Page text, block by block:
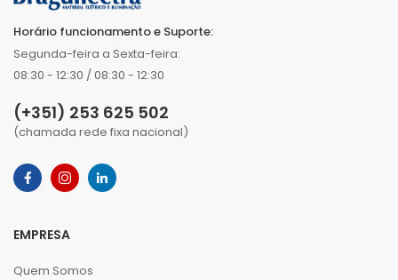
Horário funcionamento e Suporte:
Segunda-feira a Sexta-feira:
08:30 - 12:30 / 08:30 - 12:30
(+351) 253 625 502
(chamada rede fixa nacional)
EMPRESA
Quem Somos